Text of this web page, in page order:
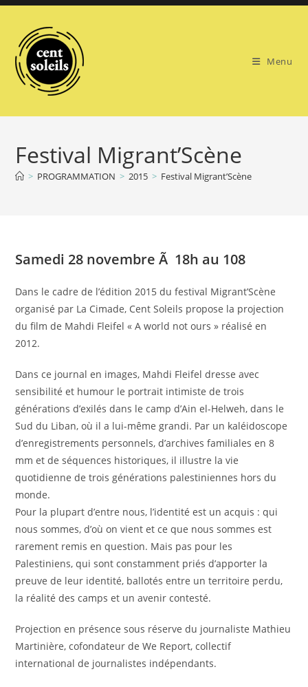
Skip
content
Menu
Festival Migrant’Scène
> PROGRAMMATION > 2015 > Festival Migrant’Scène
Samedi 28 novembre Ã 18h au 108
Dans le cadre de l’édition 2015 du festival Migrant’Scène
organisé par La Cimade, Cent Soleils propose la projection
du film de Mahdi Fleifel « A world not ours » réalisé en
2012.
Dans ce journal en images, Mahdi Fleifel dresse avec
sensibilité et humour le portrait intimiste de trois
générations d’exilés dans le camp d’Ain el-Helweh, dans le
Sud du Liban, où il a lui-même grandi. Par un kaléidoscope
d’enregistrements personnels, d’archives familiales en 8
mm et de séquences historiques, il illustre la vie
quotidienne de trois générations palestiniennes hors du
monde.
Pour la plupart d’entre nous, l’identité est un acquis : qui
nous sommes, d’où on vient et ce que nous sommes est
rarement remis en question. Mais pas pour les
Palestiniens, qui sont constamment priés d’apporter la
preuve de leur identité, ballotés entre un territoire perdu,
la réalité des camps et un avenir contesté.
Projection en présence sous réserve du journaliste Mathieu
Martinière, cofondateur de We Report, collectif
international de journalistes indépendants.